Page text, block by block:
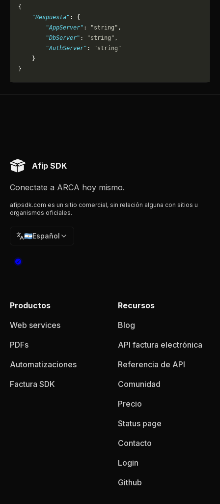
{
    "Respuesta"
: {
        "AppServer"
: "string" ,
        "DbServer"
: "string" ,
        "AuthServer"
:
"string"
    }
}
Afip SDK
Conectate a ARCA hoy mismo.
afipsdk.com es un sitio comercial, sin relación alguna con sitios u
organismos oficiales.
🇦🇷Español
Productos
Web services
PDFs
Automatizaciones
Factura SDK
Recursos
Blog
API factura electrónica
Referencia de API
Comunidad
Precio
Status page
Contacto
Login
Github